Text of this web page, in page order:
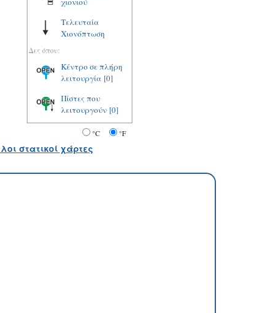
Τελευταία
Χιονόπτωση
Δες όπου:
Κέντρο σε πλήρη
λειτουργία [0]
Πίστες που
λειτουργούν [0]
°C °F
στατικοί χάρτες